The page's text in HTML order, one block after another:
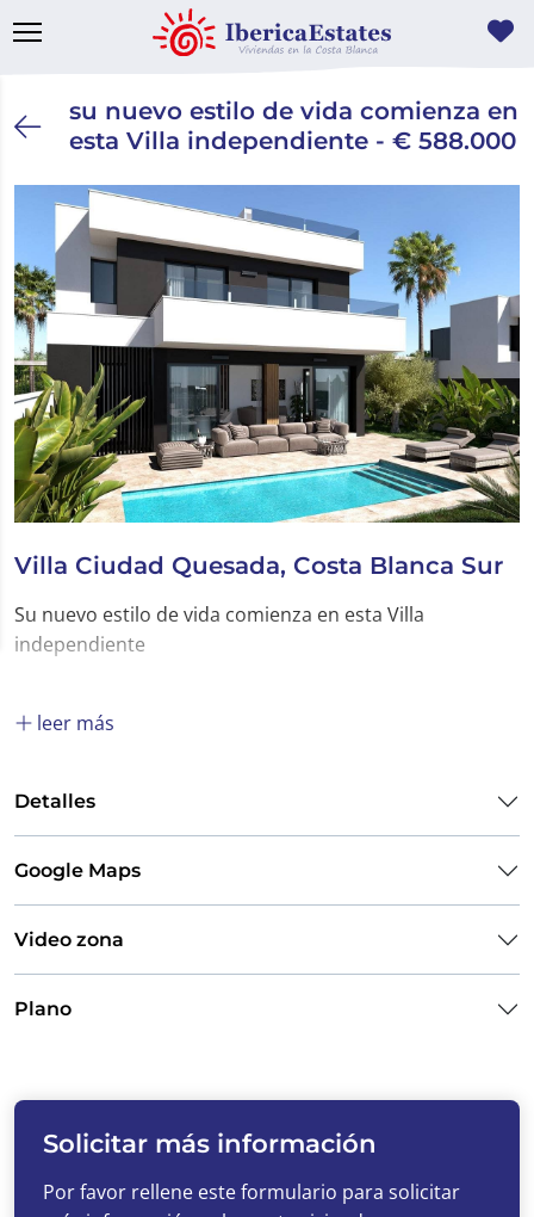
su nuevo estilo de vida comienza en
esta Villa independiente - € 588.000
Villa Ciudad Quesada, Costa Blanca Sur
Su nuevo estilo de vida comienza en esta Villa
independiente
leer más
Detalles
Google Maps
Video zona
Plano
Solicitar más información
Por favor rellene este formulario para solicitar